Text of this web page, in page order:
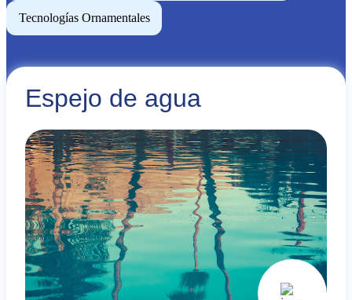
Tecnologías Ornamentales
Espejo de agua